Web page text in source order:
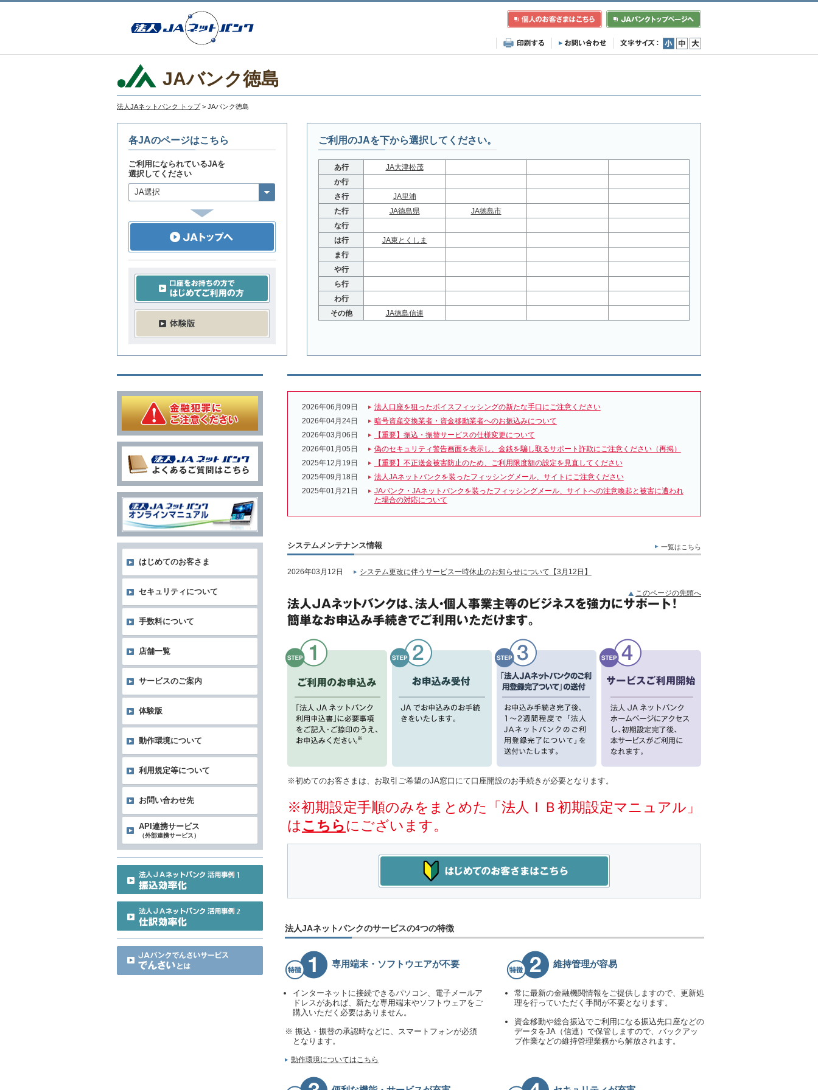
小 中 大
JAバンク徳島
法人JAネットバンク トップ > JAバンク徳島
各JAのページはこちら
ご利用になられているJAを
選択してください
JA選択
ご利用のJAを下から選択してください。
あ行
JA大津松茂
か行
さ行
JA里浦
た行
JA徳島県
JA徳島市
な行
は行
JA東とくしま
ま行
や行
ら行
わ行
その他
JA徳島信連
2026年06月09日
法人口座を狙ったボイスフィッシングの新たな手口にご注意ください
2026年04月24日
暗号資産交換業者・資金移動業者へのお振込みについて
2026年03月06日
【重要】振込・振替サービスの仕様変更について
2026年01月05日
偽のセキュリティ警告画面を表示し、金銭を騙し取るサポート詐欺にご注意ください（再掲）
2025年12月19日
【重要】不正送金被害防止のため、ご利用限度額の設定を見直してください
2025年09月18日
法人JAネットバンクを装ったフィッシングメール、サイトにご注意ください
2025年01月21日
JAバンク・JAネットバンクを装ったフィッシングメール、サイトへの注意喚起と被害に遭われ
た場合の対応について
システムメンテナンス情報 一覧はこちら
2026年03月12日 システム更改に伴うサービス一時休止のお知らせについて【3月12日】
このページの先頭へ
※初めてのお客さまは、お取引ご希望のJA窓口にて口座開設のお手続きが必要となります。
※初期設定手順のみをまとめた「法人ＩＢ初期設定マニュアル」
はこちらにございます。
法人JAネットバンクのサービスの4つの特徴
専用端末・ソフトウエアが不要
インターネットに接続できるパソコン、電子メールア
ドレスがあれば、新たな専用端末やソフトウェアをご
購入いただく必要はありません。
※ 振込・振替の承認時などに、スマートフォンが必須
となります。
動作環境についてはこちら
維持管理が容易
常に最新の金融機関情報をご提供しますので、更新処
理を行っていただく手間が不要となります。
資金移動や総合振込でご利用になる振込先口座などの
データをJA（信連）で保管しますので、バックアッ
プ作業などの維持管理業務から解放されます。
はじめてのお客さま
セキュリティについて
手数料について
店舗一覧
サービスのご案内
体験版
動作環境について
利用規定等について
お問い合わせ先
API連携サービス
（外部連携サービス）